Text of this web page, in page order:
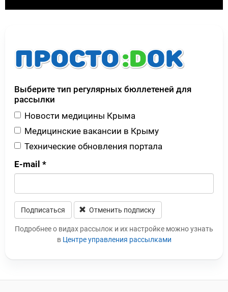
Выберите тип регулярных бюллетеней для
рассылки
Новости медицины Крыма
Медицинские вакансии в Крыму
Технические обновления портала
E-mail *
Подписаться Отменить подписку
Leave this field blank
Подробнее о видах рассылок и их настройке можно узнать
в Центре управления рассылками